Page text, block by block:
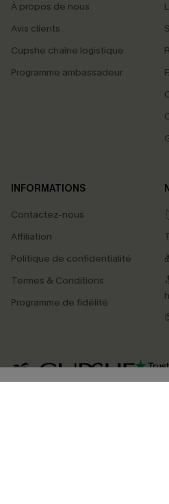
À propos de nous
Avis clients
Cupshe chaîne logistique
Programme ambassadeur
INFORMATIONS
Contactez-nous
Affiliation
Politique de confidentialité
Termes & Conditions
Programme de fidélité
marketing (y compris du contenu
pouvons utiliser les données collectées
savoir si ceux-ci ont été ouverts, de
personnaliser nos contenus et nos
produits susceptibles de vous
. Vous pouvez vous